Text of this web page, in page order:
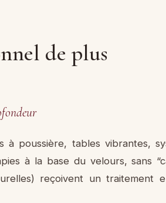
de plus
à poussière, tables vibrantes,
à la base du velours, sans
reçoivent un traitement